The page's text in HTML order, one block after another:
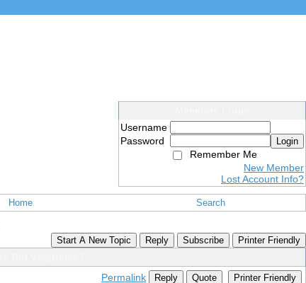
Username
Password
Login
Remember Me
New Member
Lost Account Info?
Home Search
Start A New Topic Reply Subscribe Printer Friendly
Permalink Reply Quote Printer Friendly